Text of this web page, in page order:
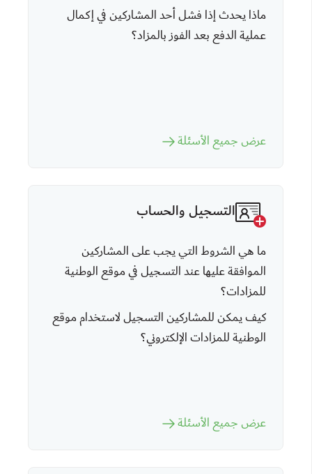
ماذا يحدث إذا فشل أحد المشاركين في إكمال
عملية الدفع بعد الفوز بالمزاد؟
عرض جميع الأسئلة
التسجيل والحساب
ما هي الشروط التي يجب على المشاركين
الموافقة عليها عند التسجيل في موقع الوطنية
للمزادات؟
كيف يمكن للمشاركين التسجيل لاستخدام موقع
الوطنية للمزادات الإلكتروني؟
عرض جميع الأسئلة